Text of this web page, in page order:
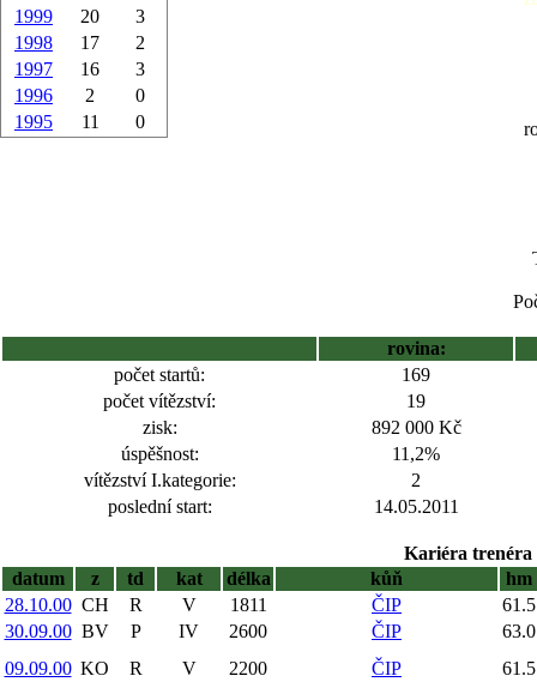
1999
20
3
1998
17
2
1997
16
3
1996
2
0
1995
11 0
rovina:
počet startů:
169
počet vítězství:
19
zisk:
892 000 Kč
úspěšnost:
11,2%
vítězství I.kategorie:
2
poslední start:
14.05.2011
Kariéra trenéra
datum
z td kat délka kůň
hm
28.10.00 CH R V 1811 ČIP
61.5
30.09.00 BV P IV 2600 ČIP
63.0
09.09.00 KO R V 2200 ČIP
61.5